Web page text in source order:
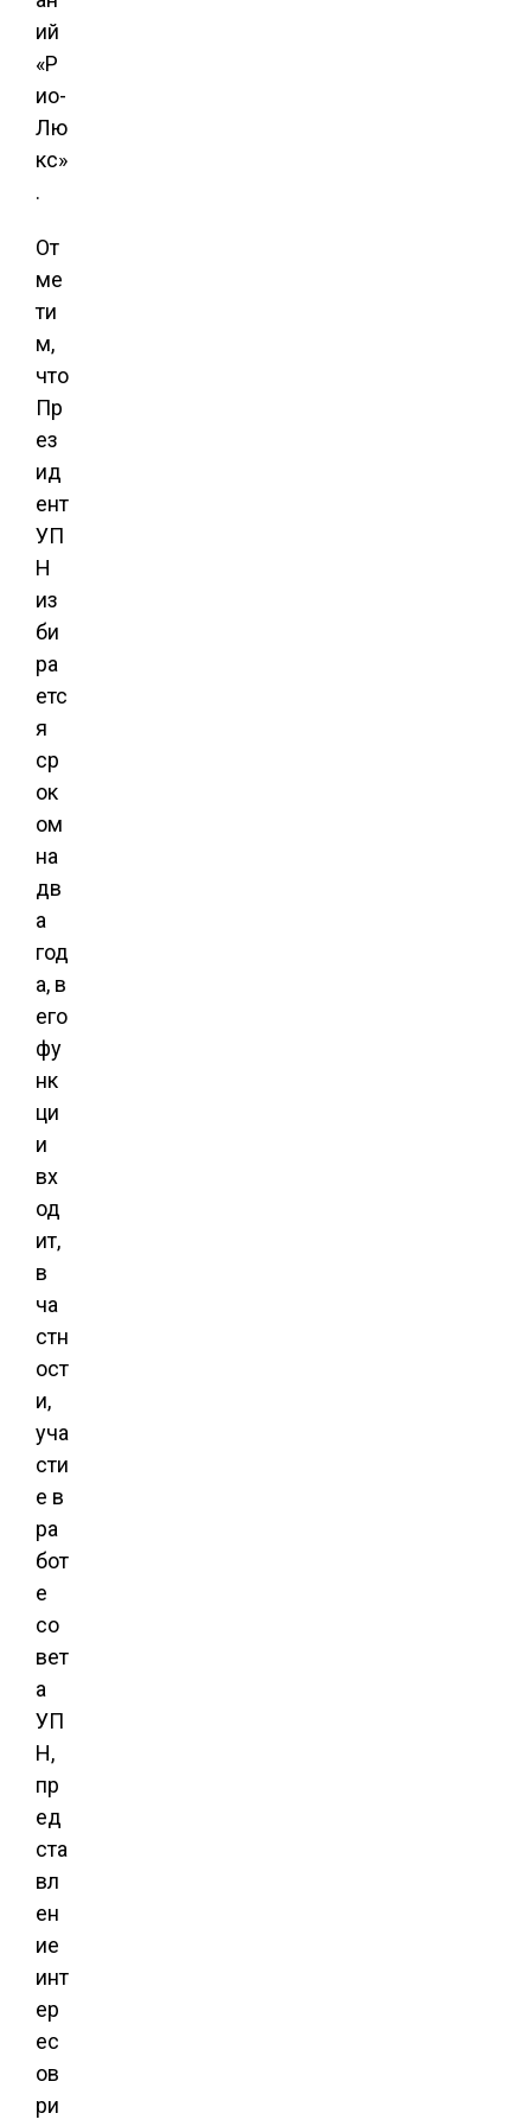
ий
«Р
ио-
Лю
кс»
.
От
ме
ти
м,
что
Пр
ез
ид
ент
УП
Н
из
би
ра
етс
я
ср
ок
ом
на
дв
а
год
а, в
его
фу
нк
ци
и
вх
од
ит,
в
ча
стн
ост
и,
уча
сти
е в
ра
бот
е
со
вет
а
УП
Н,
пр
ед
ста
вл
ен
ие
инт
ер
ес
ов
ри